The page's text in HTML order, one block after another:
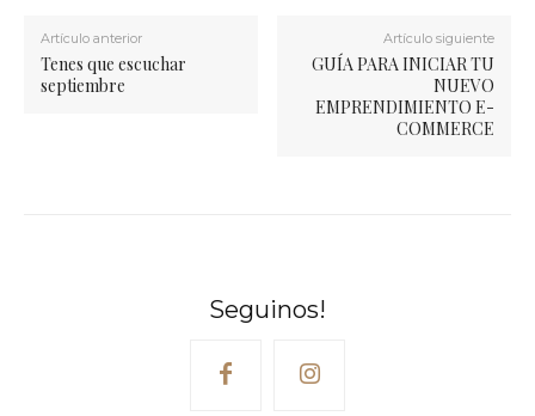
Artículo anterior
Tenes que escuchar
septiembre
Artículo siguiente
GUÍA PARA INICIAR TU
NUEVO
EMPRENDIMIENTO E-
COMMERCE
Seguinos!